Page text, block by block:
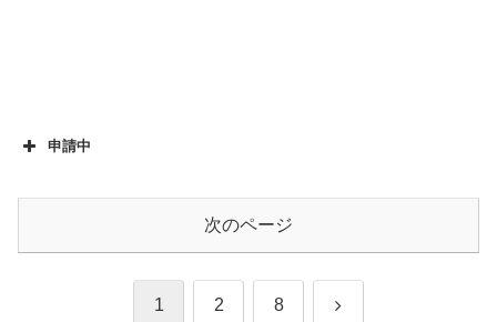
申請中
次のページ
1 2 8 次